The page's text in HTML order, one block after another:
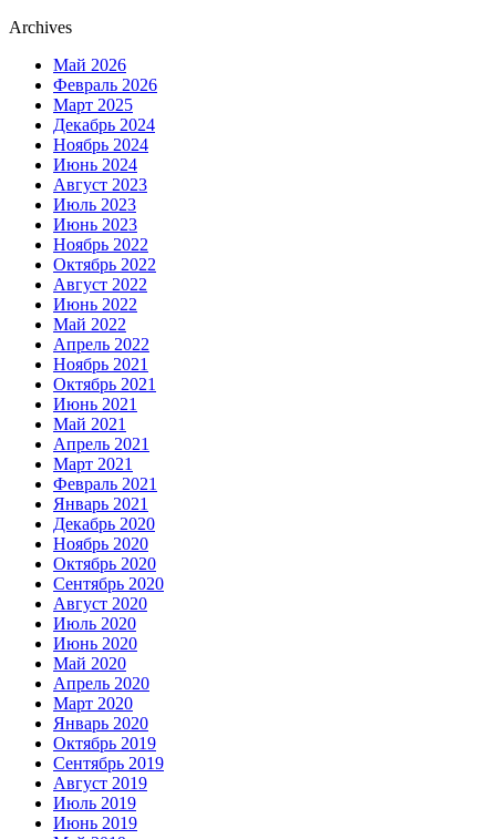
Archives
Май 2026
Февраль 2026
Март 2025
Декабрь 2024
Ноябрь 2024
Июнь 2024
Август 2023
Июль 2023
Июнь 2023
Ноябрь 2022
Октябрь 2022
Август 2022
Июнь 2022
Май 2022
Апрель 2022
Ноябрь 2021
Октябрь 2021
Июнь 2021
Май 2021
Апрель 2021
Март 2021
Февраль 2021
Январь 2021
Декабрь 2020
Ноябрь 2020
Октябрь 2020
Сентябрь 2020
Август 2020
Июль 2020
Июнь 2020
Май 2020
Апрель 2020
Март 2020
Январь 2020
Октябрь 2019
Сентябрь 2019
Август 2019
Июль 2019
Июнь 2019